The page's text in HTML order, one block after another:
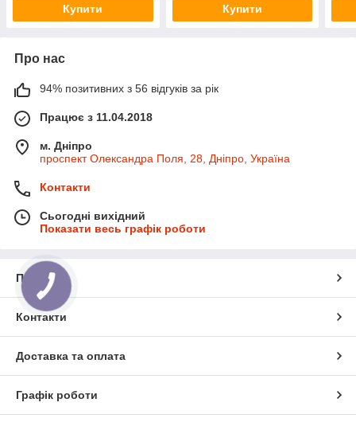
Купити Купити
Про нас
94% позитивних з 56 відгуків за рік
Працює з 11.04.2018
м. Дніпро
проспект Олександра Поля, 28, Дніпро, Україна
Контакти
Сьогодні вихідний
Показати весь графік роботи
Про нас
Контакти
Доставка та оплата
Графік роботи